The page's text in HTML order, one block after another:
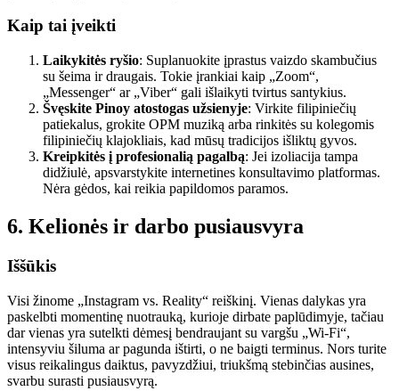
Kaip tai įveikti
Laikykitės ryšio: Suplanuokite įprastus vaizdo skambučius
su šeima ir draugais. Tokie įrankiai kaip „Zoom“,
„Messenger“ ar „Viber“ gali išlaikyti tvirtus santykius.
Švęskite Pinoy atostogas užsienyje: Virkite filipiniečių
patiekalus, grokite OPM muziką arba rinkitės su kolegomis
filipiniečių klajokliais, kad mūsų tradicijos išliktų gyvos.
Kreipkitės į profesionalią pagalbą: Jei izoliacija tampa
didžiulė, apsvarstykite internetines konsultavimo platformas.
Nėra gėdos, kai reikia papildomos paramos.
6. Kelionės ir darbo pusiausvyra
Iššūkis
Visi žinome „Instagram vs. Reality“ reiškinį. Vienas dalykas yra
paskelbti momentinę nuotrauką, kurioje dirbate paplūdimyje, tačiau
dar vienas yra sutelkti dėmesį bendraujant su vargšu „Wi-Fi“,
intensyviu šiluma ar pagunda ištirti, o ne baigti terminus. Nors turite
visus reikalingus daiktus, pavyzdžiui, triukšmą stebinčias ausines,
svarbu surasti pusiausvyrą.